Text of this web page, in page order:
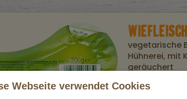
vegetarische
Hühnerei, mit
geräuchert
Unsere beliebte
Gutfried
Webseite verwendet Cookies